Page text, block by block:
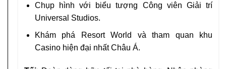
Chụp hình với biểu tượng Công viên Giải trí
Universal Studios.
Khám phá Resort World và tham quan khu
Casino hiện đại nhất Châu Á.